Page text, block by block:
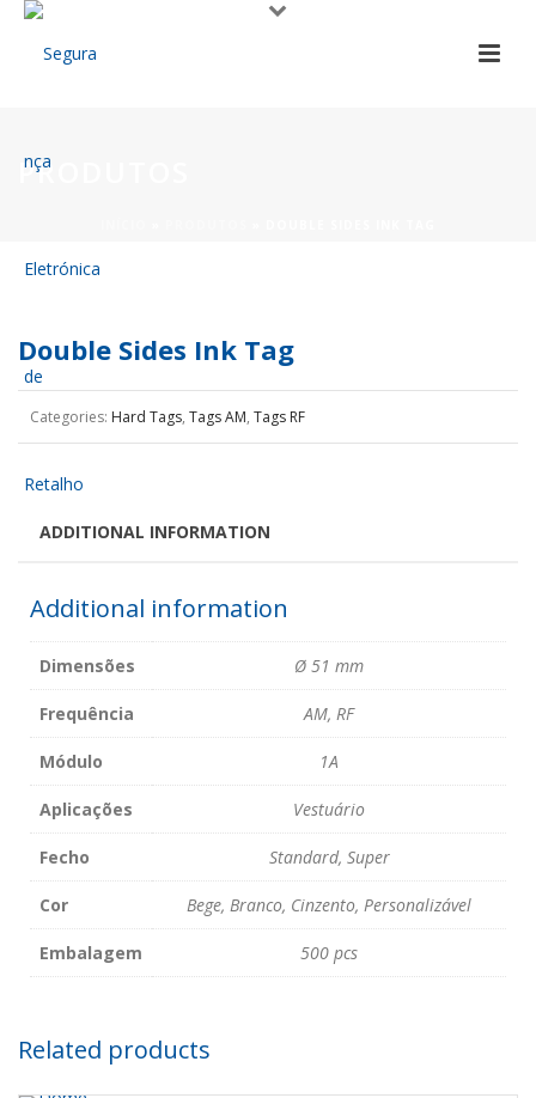
PRODUTOS
Double Sides Ink Tag
Categories: Hard Tags, Tags AM, Tags RF
ADDITIONAL INFORMATION
Additional information
Dimensões Ø 51 mm
Frequência AM, RF
Módulo 1A
Aplicações Vestuário
Fecho Standard, Super
Cor Bege, Branco, Cinzento, Personalizável
Embalagem 500 pcs
Related products